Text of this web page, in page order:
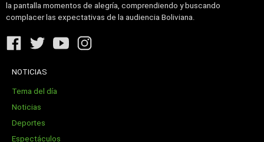
la pantalla momentos de alegría, comprendiendo y buscando
complacer las expectativas de la audiencia Boliviana.
NOTICIAS
Tema del día
Noticias
Deportes
Espectáculos